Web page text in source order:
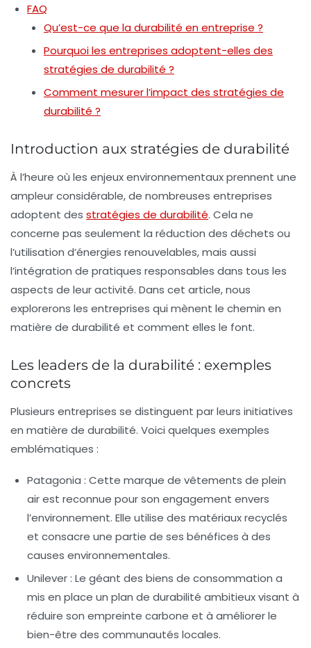
FAQ
Qu’est-ce que la durabilité en entreprise ?
Pourquoi les entreprises adoptent-elles des
stratégies de durabilité ?
Comment mesurer l’impact des stratégies de
durabilité ?
Introduction aux stratégies de durabilité
À l’heure où les enjeux environnementaux prennent une
ampleur considérable, de nombreuses entreprises
adoptent des stratégies de durabilité. Cela ne
concerne pas seulement la réduction des déchets ou
l’utilisation d’énergies renouvelables, mais aussi
l’intégration de pratiques responsables dans tous les
aspects de leur activité. Dans cet article, nous
explorerons les entreprises qui mènent le chemin en
matière de durabilité et comment elles le font.
Les leaders de la durabilité : exemples
concrets
Plusieurs entreprises se distinguent par leurs initiatives
en matière de durabilité. Voici quelques exemples
emblématiques :
Patagonia : Cette marque de vêtements de plein
air est reconnue pour son engagement envers
l’environnement. Elle utilise des matériaux recyclés
et consacre une partie de ses bénéfices à des
causes environnementales.
Unilever: Le géant des biens de consommation a
mis en place un plan de durabilité ambitieux visant à
réduire son empreinte carbone et à améliorer le
bien-être des communautés locales.